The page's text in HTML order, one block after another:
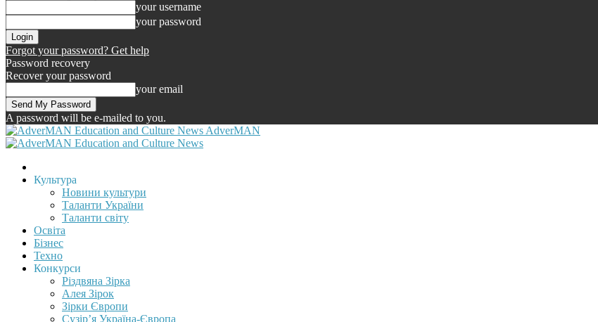
your username
your password
Forgot your password? Get help
Password recovery
Recover your password
your email
A password will be e-mailed to you.
AdverMAN
Культура
Новини культури
Таланти України
Таланти світу
Освіта
Бізнес
Техно
Конкурси
Різдвяна Зірка
Алея Зірок
Зірки Європи
Сузір’я Україна-Європа